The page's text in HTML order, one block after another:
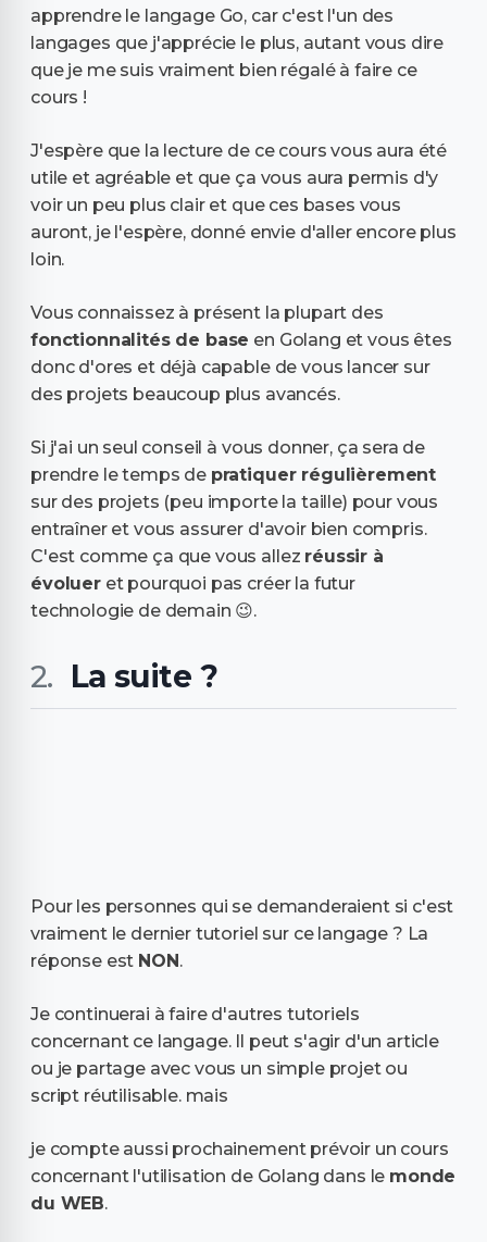
apprendre le langage Go, car c'est l'un des
langages que j'apprécie le plus, autant vous dire
que je me suis vraiment bien régalé à faire ce
cours !
J'espère que la lecture de ce cours vous aura été
utile et agréable et que ça vous aura permis d'y
voir un peu plus clair et que ces bases vous
auront, je l'espère, donné envie d'aller encore plus
loin.
Vous connaissez à présent la plupart des
fonctionnalités de base en Golang et vous êtes
donc d'ores et déjà capable de vous lancer sur
des projets beaucoup plus avancés.
Si j'ai un seul conseil à vous donner, ça sera de
prendre le temps de pratiquer régulièrement
sur des projets (peu importe la taille) pour vous
entraîner et vous assurer d'avoir bien compris.
C'est comme ça que vous allez réussir à
évolueret pourquoi pas créer la futur
technologie de demain 😉.
La suite ?
Pour les personnes qui se demanderaient si c'est
vraiment le dernier tutoriel sur ce langage ? La
réponse est NON.
Je continuerai à faire d'autres tutoriels
concernant ce langage. Il peut s'agir d'un article
ou je partage avec vous un simple projet ou
script réutilisable. mais
je compte aussi prochainement prévoir un cours
concernant l'utilisation de Golang dans le monde
du WEB.